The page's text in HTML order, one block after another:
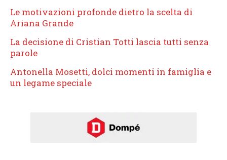
Le motivazioni profonde dietro la scelta di
Ariana Grande
La decisione di Cristian Totti lascia tutti senza
parole
Antonella Mosetti, dolci momenti in famiglia e
un legame speciale